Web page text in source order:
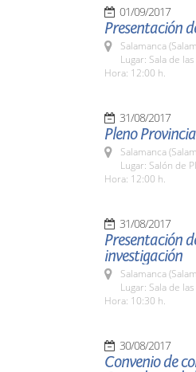
01/09/2017
Presentación
Salamanca
Lugar: Sala de
Hora: 12:00 h.
31/08/2017
Pleno
Salamanca
Lugar: Salón de
Hora: 12:00 h.
31/08/2017
Presentación
investigación
Salamanca
Lugar: Sala de
Hora: 10:30 h.
30/08/2017
Convenio de